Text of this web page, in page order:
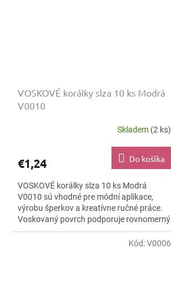
VOSKOVÉ korálky slza 10 ks Modrá
V0010
Skladem (2 ks)
€1,24 Do košíka
VOSKOVÉ korálky slza 10 ks Modrá
V0010 sú vhodné pre módní aplikace,
výrobu šperkov a kreatívne ručné práce.
Voskovaný povrch podporuje rovnomerný
farebný efekt a dodáva...
Kód:V0006